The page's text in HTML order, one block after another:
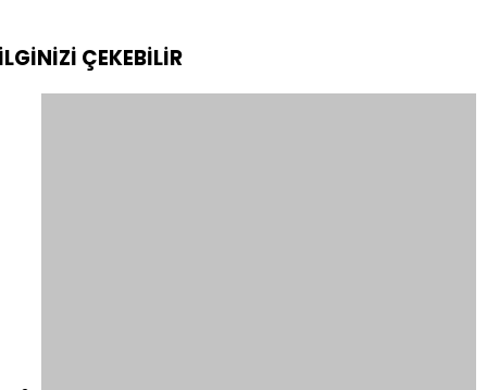
ÇEKEBİLİR